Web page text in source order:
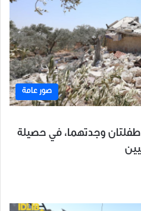
صور عامة
بينهم طفلتان وجدتهما، في حصيلة